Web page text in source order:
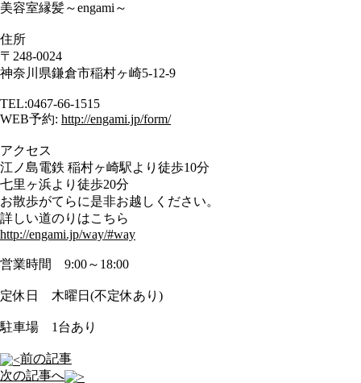
美容室縁髪～engami～
住所
〒248-0024
神奈川県鎌倉市稲村ヶ崎5-12-9
TEL:0467-66-1515
WEB予約: http://engami.jp/form/
アクセス
江ノ島電鉄 稲村ヶ崎駅より徒歩10分
七里ヶ浜より徒歩20分
お散歩がてらに是非お越しください。
詳しい道のりはこちら
http://engami.jp/way/#way
営業時間 9:00～18:00
定休日 木曜日(不定休あり)
駐車場 1台あり
前の記事
次の記事へ